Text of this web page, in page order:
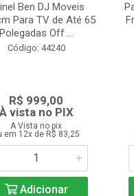
Ben DJ Moveis
Para TV de Até 65
Off ...
Código: 44240
R$ 999,00
vista no PIX
A Vista no pix
em 12x de R$ 83,25
Adicionar